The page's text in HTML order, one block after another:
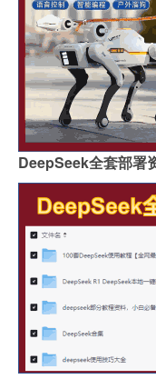
DeepSeek全套部署